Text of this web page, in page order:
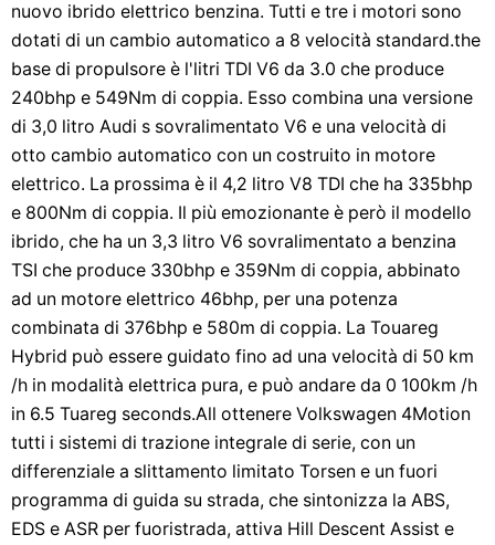
nuovo ibrido elettrico benzina. Tutti e tre i motori sono
dotati di un cambio automatico a 8 velocità standard.the
base di propulsore è l'litri TDI V6 da 3.0 che produce
240bhp e 549Nm di coppia. Esso combina una versione
di 3,0 litro Audi s sovralimentato V6 e una velocità di
otto cambio automatico con un costruito in motore
elettrico. La prossima è il 4,2 litro V8 TDI che ha 335bhp
e 800Nm di coppia. Il più emozionante è però il modello
ibrido, che ha un 3,3 litro V6 sovralimentato a benzina
TSI che produce 330bhp e 359Nm di coppia, abbinato
ad un motore elettrico 46bhp, per una potenza
combinata di 376bhp e 580m di coppia. La Touareg
Hybrid può essere guidato fino ad una velocità di 50 km
/h in modalità elettrica pura, e può andare da 0 100km /h
in 6.5 Tuareg seconds.All ottenere Volkswagen 4Motion
tutti i sistemi di trazione integrale di serie, con un
differenziale a slittamento limitato Torsen e un fuori
programma di guida su strada, che sintonizza la ABS,
EDS e ASR per fuoristrada, attiva Hill Descent Assist e